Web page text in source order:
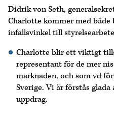
Didrik von Seth,
Charlotte kommer med
infallsvinkel till
Charlotte blir ett viktigt
representant för de mer
marknaden, och som vd
Sverige. Vi är förstås
uppdrag.